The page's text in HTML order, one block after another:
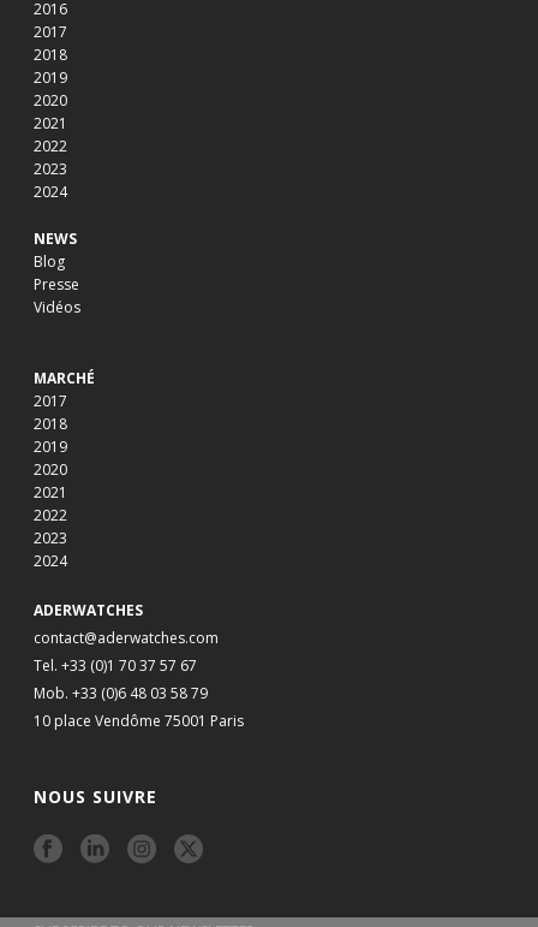
2016
2017
2018
2019
2020
2021
2022
2023
2024
NEWS
Blog
Presse
Vidéos
MARCHÉ
2017
2018
2019
2020
2021
2022
2023
2024
ADERWATCHES
contact@aderwatches.com
Tel. +33 (0)1 70 37 57 67
Mob. +33 (0)6 48 03 58 79
10 place Vendôme 75001 Paris
NOUS SUIVRE